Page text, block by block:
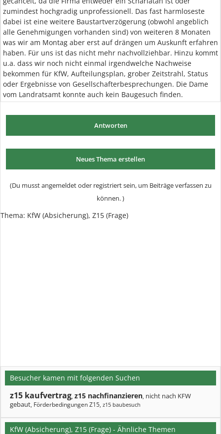
zumindest hochgradig unprofessionell. Das fast harmloseste
dabei ist eine weitere Baustartverzögerung (obwohl angeblich
alle Genehmigungen vorhanden sind) von weiteren 8 Monaten
was wir am Montag aber erst auf drängen um Auskunft erfahren
haben. Für uns ist das nicht mehr nachvollziehbar. Hinzu kommt
u.a. dass wir noch nicht einmal irgendwelche Nachweise
bekommen für KfW, Aufteilungsplan, grober Zeitstrahl, Status
oder Ergebnisse von Gesellschafterbesprechungen. Die Dame
vom Landratsamt konnte auch kein Baugesuch finden.
Antworten
Neues Thema erstellen
(Du musst angemeldet oder registriert sein, um Beiträge verfassen zu
können. )
Thema: KfW (Absicherung), Z15 (Frage)
Besucher kamen mit folgenden Suchen
z15 kaufvertrag, z15 nachfinanzieren, nicht nach KFW
gebaut, Förderbedingungen Z15, z15 baubesuch
KfW (Absicherung), Z15 (Frage) - Ähnliche Themen